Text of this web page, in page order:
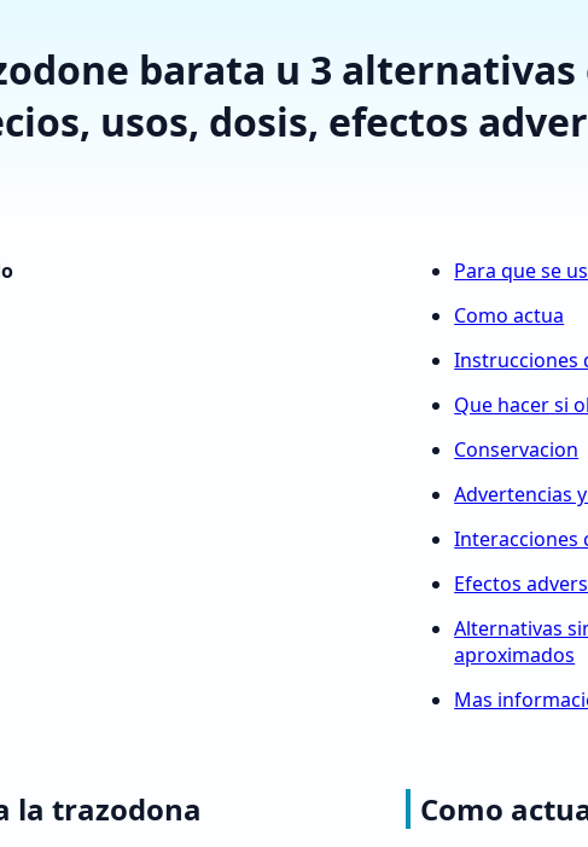
barata u 3
usos, dosis, efectos
Para que se
Como actua
Instrucciones
Que hacer si
Conservacion
Advertencias
Interacciones
Efectos
Alternativas
aproximados
Mas
la trazodona Como